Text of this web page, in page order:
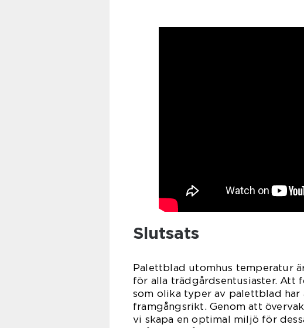
Slutsats
Palettblad utomhus temperatur
för alla trädgårdsentusiaster. Att
som olika typer av palettblad
framgångsrikt. Genom att
vi skapa en optimal miljö för